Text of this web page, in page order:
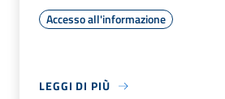
Accesso all'informazione
LEGGI DI PIÙ